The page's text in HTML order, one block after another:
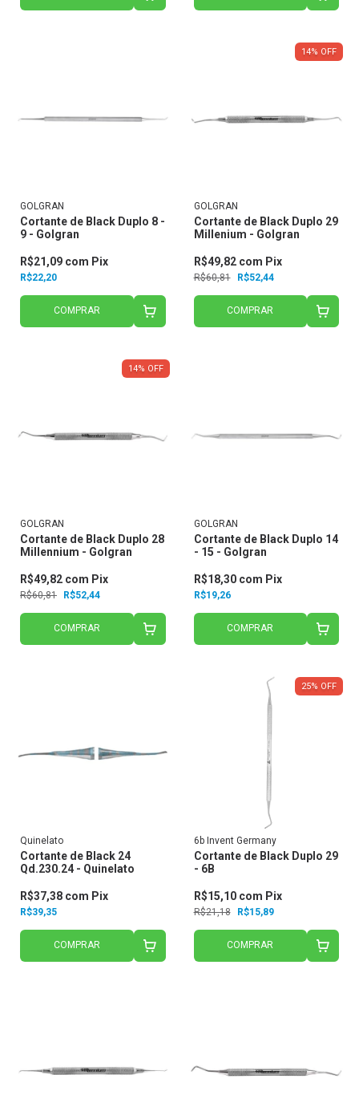
GOLGRAN
Cortante de Black Duplo 8 -
9 - Golgran
R$22,20
R$21,09 com Pix
COMPRAR
14% OFF
GOLGRAN
Cortante de Black Duplo 29
Millenium - Golgran
R$60,81 R$52,44
R$49,82 com Pix
COMPRAR
14% OFF
GOLGRAN
Cortante de Black Duplo 28
Millennium - Golgran
R$60,81 R$52,44
R$49,82 com Pix
COMPRAR
GOLGRAN
Cortante de Black Duplo 14
- 15 - Golgran
R$19,26
R$18,30 com Pix
COMPRAR
Quinelato
Cortante de Black 24
Qd.230.24 - Quinelato
R$39,35
R$37,38 com Pix
COMPRAR
25% OFF
6b Invent Germany
Cortante de Black Duplo 29
- 6B
R$21,18 R$15,89
R$15,10 com Pix
COMPRAR